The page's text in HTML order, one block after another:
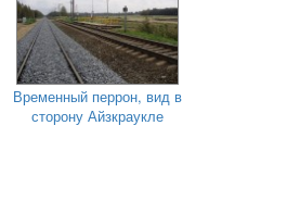
Временный перрон, вид в
сторону Айзкраукле